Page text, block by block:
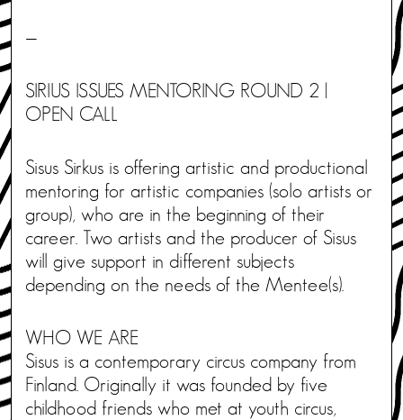
—
SIRIUS ISSUES MENTORING ROUND 2 |
OPEN CALL
Sisus Sirkus is offering artistic and productional
mentoring for artistic companies (solo artists or
group), who are in the beginning of their
career. Two artists and the producer of Sisus
will give support in different subjects
depending on the needs of the Mentee(s).
WHO WE ARE
Sisus is a contemporary circus company from
Finland. Originally it was founded by five
childhood friends who met at youth circus,